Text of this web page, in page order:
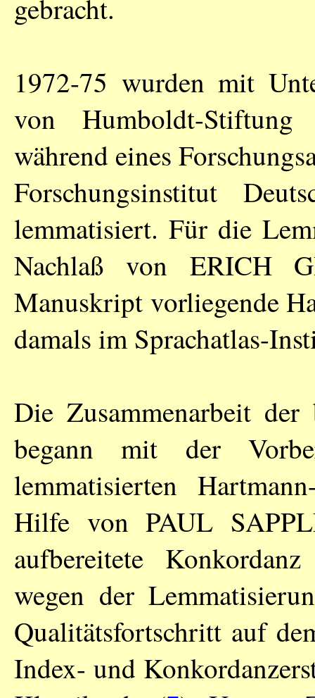
gebracht.
1972-75 wurden mit
von Humboldt-Stiftung
während eines
Forschungsinstitut
lemmatisiert. Für die
Nachlaß von ERICH
Manuskript vorliegende
damals im Sprachatlas-
Die Zusammenarbeit
begann mit der
lemmatisierten
Hilfe vonPAUL
aufbereitete
wegen der
Qualitätsfortschritt auf
Index- und